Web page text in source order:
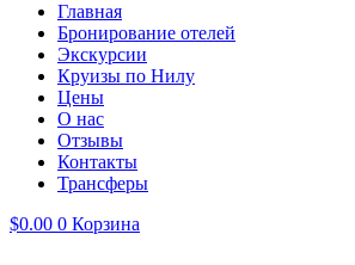
Главная
Бронирование отелей
Экскурсии
Круизы по Нилу
Цены
О нас
Отзывы
Контакты
Трансферы
$0.00 0 Корзина